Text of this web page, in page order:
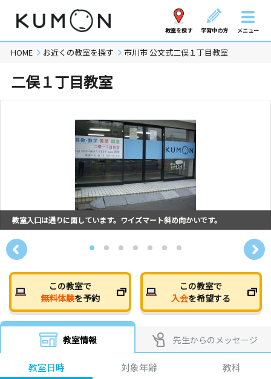
教室を探す 学習中の方 メニュー
HOME お近くの教室を探す 市川市 公文式二俣１丁目教室
二俣１丁目教室
教室入口は通りに面しています。ワイズマート斜め向かいです。
この教室で
無料体験を予約
この教室で
入会を希望する
教室情報 先生からのメッセージ
教室日時 対象年齢 教科